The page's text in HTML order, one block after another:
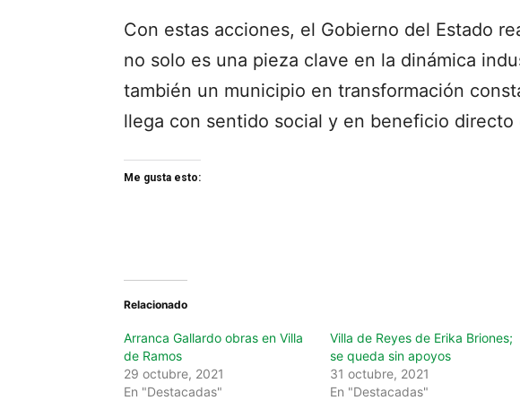
Con estas acciones, el Gobierno del Estado
no solo es una pieza clave en la dinámica
también un municipio en transformación
llega con sentido social y en beneficio directo
Me gusta esto:
Relacionado
Arranca Gallardo obras en Villa
de Ramos
29 octubre, 2021
En "Destacadas"
Villa de Reyes de Erika Briones;
se queda sin apoyos
31 octubre, 2021
En "Destacadas"